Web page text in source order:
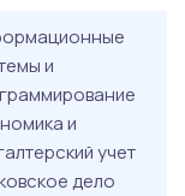
и
и
учет
дело